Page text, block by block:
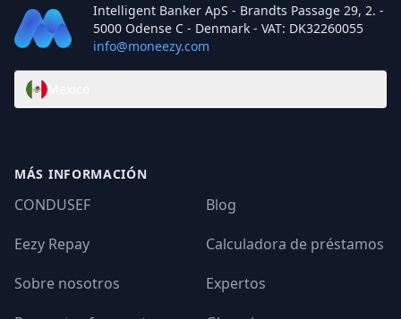
Intelligent Banker ApS - Brandts Passage 29, 2. -
5000 Odense C - Denmark - VAT: DK32260055
info@moneezy.com
MÁS INFORMACIÓN
CONDUSEF
Blog
Eezy Repay
Calculadora de préstamos
Sobre nosotros
Expertos